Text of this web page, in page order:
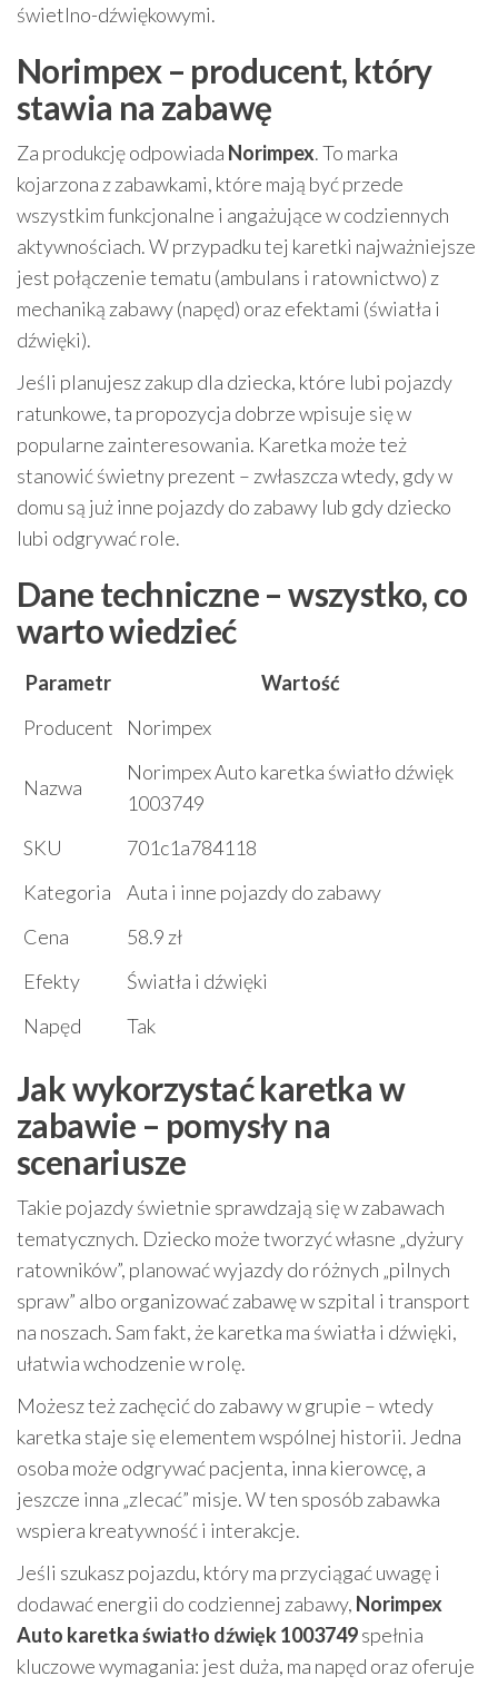
świetlno-dźwiękowymi.
Norimpex – producent, który
stawia na zabawę
Za produkcję odpowiada Norimpex. To marka
kojarzona z zabawkami, które mają być przede
wszystkim funkcjonalne i angażujące w codziennych
aktywnościach. W przypadku tej karetki najważniejsze
jest połączenie tematu (ambulans i ratownictwo) z
mechaniką zabawy (napęd) oraz efektami (światła i
dźwięki).
Jeśli planujesz zakup dla dziecka, które lubi pojazdy
ratunkowe, ta propozycja dobrze wpisuje się w
popularne zainteresowania. Karetka może też
stanowić świetny prezent – zwłaszcza wtedy, gdy w
domu są już inne pojazdy do zabawy lub gdy dziecko
lubi odgrywać role.
Dane techniczne – wszystko, co
warto wiedzieć
Parametr
Wartość
Producent
Norimpex
Nazwa
Norimpex Auto karetka światło dźwięk
1003749
SKU
701c1a784118
Kategoria
Auta i inne pojazdy do zabawy
Cena
58.9 zł
Efekty
Światła i dźwięki
Napęd
Tak
Jak wykorzystać karetka w
zabawie – pomysły na
scenariusze
Takie pojazdy świetnie sprawdzają się w zabawach
tematycznych. Dziecko może tworzyć własne „dyżury
ratowników”, planować wyjazdy do różnych „pilnych
spraw” albo organizować zabawę w szpital i transport
na noszach. Sam fakt, że karetka ma światła i dźwięki,
ułatwia wchodzenie w rolę.
Możesz też zachęcić do zabawy w grupie – wtedy
karetka staje się elementem wspólnej historii. Jedna
osoba może odgrywać pacjenta, inna kierowcę, a
jeszcze inna „zlecać” misje. W ten sposób zabawka
wspiera kreatywność i interakcje.
Jeśli szukasz pojazdu, który ma przyciągać uwagę i
dodawać energii do codziennej zabawy, Norimpex
Auto karetka światło dźwięk 1003749spełnia
kluczowe wymagania: jest duża, ma napęd oraz oferuje